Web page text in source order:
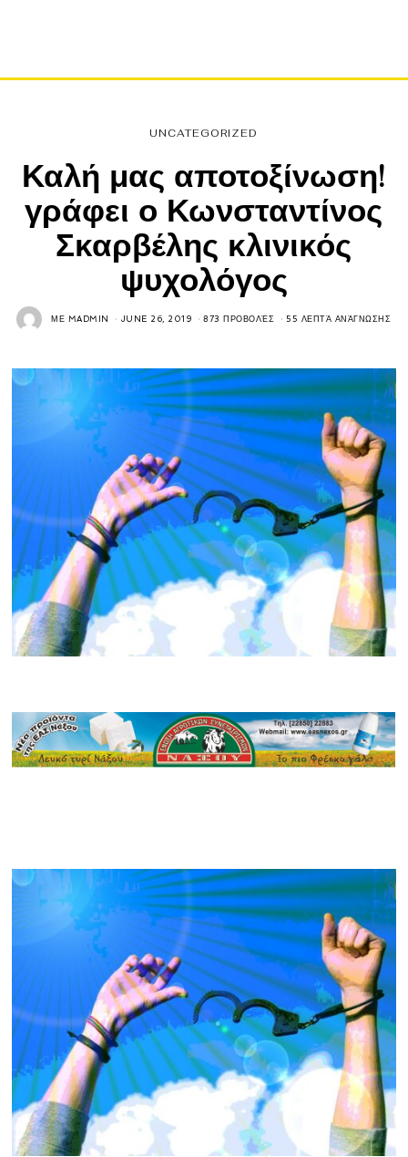
UNCATEGORIZED
Καλή μας αποτοξίνωση!
γράφει ο Κωνσταντίνος
Σκαρβέλης κλινικός
ψυχολόγος
ΜΕ MADMIN JUNE 26, 2019 873 ΠΡΟΒΟΛΈΣ 55 ΛΕΠΤΆ ΑΝΆΓΝΩΣΗΣ